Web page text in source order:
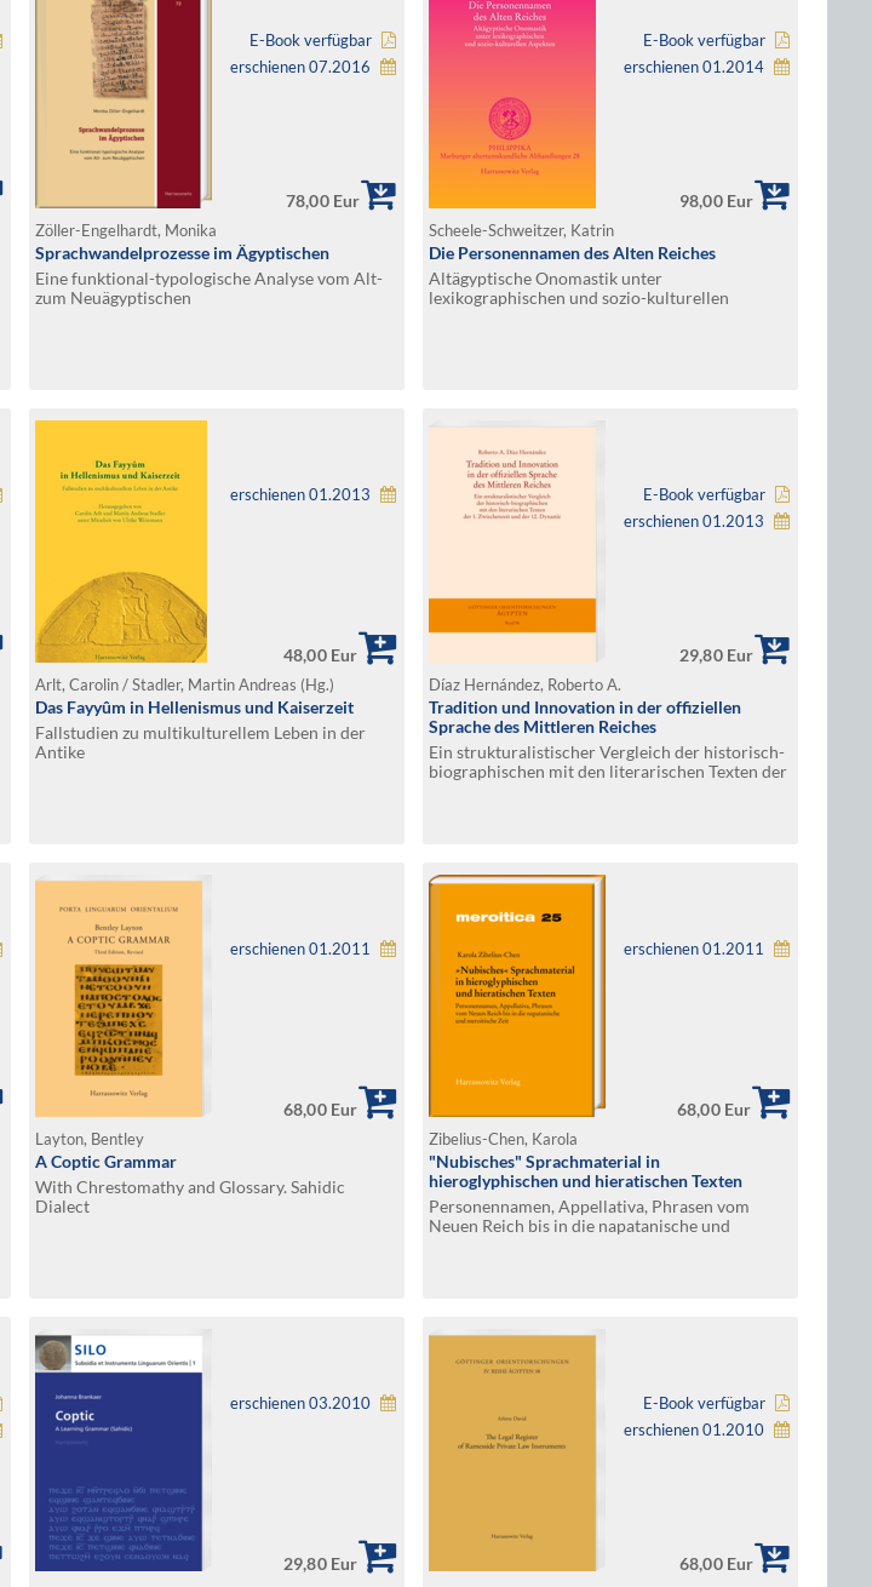
E-Book verfügbar
erschienen 07.2016
78,00 Eur
Zöller-Engelhardt, Monika
Sprachwandelprozesse im Ägyptischen
Eine funktional-typologische Analyse vom Alt-
zum Neuägyptischen
E-Book verfügbar
erschienen 01.2014
98,00 Eur
Scheele-Schweitzer, Katrin
Die Personennamen des Alten Reiches
Altägyptische Onomastik unter
lexikographischen und sozio-kulturellen
erschienen 01.2013
48,00 Eur
Arlt, Carolin / Stadler, Martin Andreas (Hg.)
Das Fayyûm in Hellenismus und Kaiserzeit
Fallstudien zu multikulturellem Leben in der
Antike
E-Book verfügbar
erschienen 01.2013
29,80 Eur
Díaz Hernández, Roberto A.
Tradition und Innovation in der offiziellen
Sprache des Mittleren Reiches
Ein strukturalistischer Vergleich der historisch-
biographischen mit den literarischen Texten der
erschienen 01.2011
68,00 Eur
Layton, Bentley
A Coptic Grammar
With Chrestomathy and Glossary. Sahidic
Dialect
erschienen 01.2011
68,00 Eur
Zibelius-Chen, Karola
"Nubisches" Sprachmaterial in
hieroglyphischen und hieratischen Texten
Personennamen, Appellativa, Phrasen vom
Neuen Reich bis in die napatanische und
erschienen 03.2010
29,80 Eur
E-Book verfügbar
erschienen 01.2010
68,00 Eur